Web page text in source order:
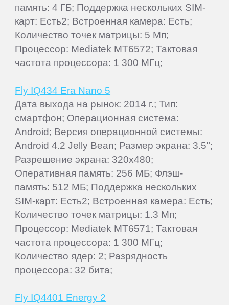
память: 4 ГБ; Поддержка нескольких SIM-
карт: Есть2; Встроенная камера: Есть;
Количество точек матрицы: 5 Мп;
Процессор: Mediatek MT6572; Тактовая
частота процессора: 1 300 МГц;
Fly IQ434 Era Nano 5
Дата выхода на рынок: 2014 г.; Тип:
смартфон; Операционная система:
Android; Версия операционной системы:
Android 4.2 Jelly Bean; Размер экрана: 3.5";
Разрешение экрана: 320x480;
Оперативная память: 256 МБ; Флэш-
память: 512 МБ; Поддержка нескольких
SIM-карт: Есть2; Встроенная камера: Есть;
Количество точек матрицы: 1.3 Мп;
Процессор: Mediatek MT6571; Тактовая
частота процессора: 1 300 МГц;
Количество ядер: 2; Разрядность
процессора: 32 бита;
Fly IQ4401 Energy 2